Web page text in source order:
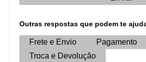
Outras respostas que podem te
Frete e Envio
Pagamento
Troca e Devolução